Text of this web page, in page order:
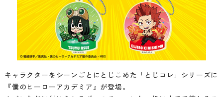
キャラクターをシーンごとにとじこめた「とじコレ」シリーズに
『僕のヒーローアカデミア』が登場。